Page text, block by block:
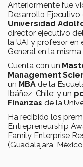
Anteriormente fue
Desarrollo
Universidad
director ejecutivo
la UAI y profesor en
General en la
Cuenta con un
Management
un MBA de la
Ibáñez, Chile; y un
Finanzas de la
Ha recibido los
Entrepreneurship
Family Enterprise
(Guadalajara,